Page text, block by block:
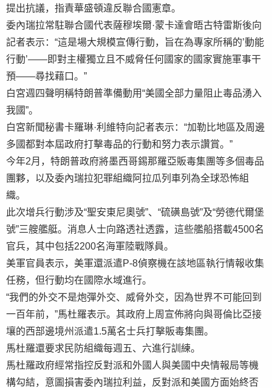
提出抗議，指責華盛頓違反聯合國憲章。
委內瑞拉常駐聯合國代表薩穆埃爾·蒙卡達會晤古特雷斯後向
記者表示：“這是場大規模宣傳行動，旨在為專家所稱的’動能
行動’——即對主權獨立且不威脅任何國家的國家實施軍事干
預——尋找藉口。”
白宮週四聲明稱特朗普準備動用“美國全部力量阻止毒品湧入
我國”。
白宮新聞秘書卡羅琳·利維特向記者表示：“加勒比地區及周邊
多國都對本屆政府打擊毒品的行動和努力表示讚賞。”
今年2月，特朗普政府將墨西哥錫那羅亞販毒集團等多個毒品
團夥，以及委內瑞拉犯罪組織阿拉瓜列車列為全球恐怖組
織。
此次增兵行動涉及“聖安東尼奧號”、“硫磺島號”及“勞德代爾堡
號”三艘艦艇。消息人士向路透社透露，這些艦船搭載4500名
官兵，其中包括2200名海軍陸戰隊員。
美軍官員表示，美軍還派遣P-8偵察機在該地區執行情報收集
任務，但行動均在國際水域進行。
“我們的外交不是炮彈外交、威脅外交，因為世界不可能回到
一百年前，”馬杜羅表示。其政府上周宣佈將向與哥倫比亞接
壤的西部邊境州派遣1.5萬名士兵打擊販毒集團。
馬杜羅還要求民防組織每週五、六進行訓練。
馬杜羅政府經常指控反對派和外國人與美國中央情報局等機
構勾結，意圖損害委內瑞拉利益，反對派和美國方面始終否